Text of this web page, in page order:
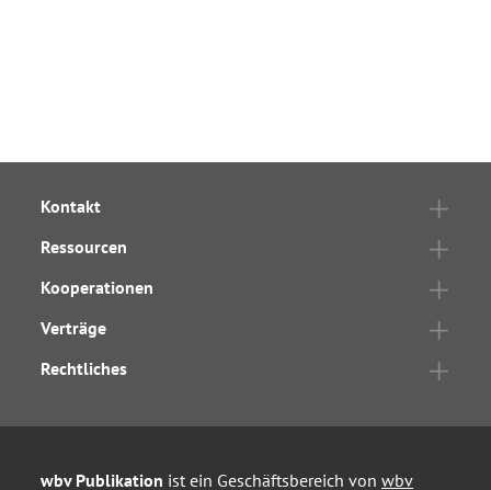
Kontakt
Ressourcen
Kooperationen
Verträge
Rechtliches
wbv Publikation ist ein Geschäftsbereich von wbv